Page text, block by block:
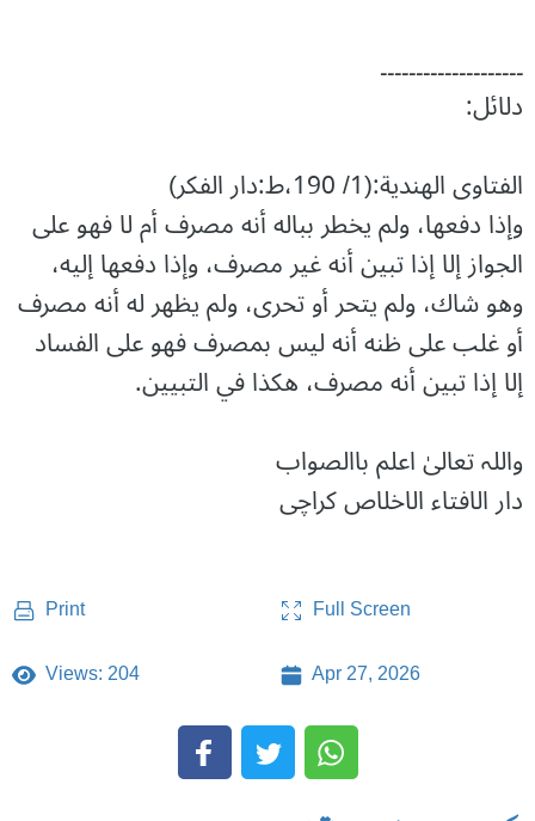
۔۔۔۔۔۔۔۔۔۔۔۔۔۔۔۔۔۔۔۔
دلائل:
الفتاوى الهندية:(1/ 190،ط:دار الفکر)
وإذا دفعها، ولم يخطر بباله أنه مصرف أم لا فهو على
الجواز إلا إذا تبين أنه غير مصرف، وإذا دفعها إليه،
وهو شاك، ولم يتحر أو تحرى، ولم يظهر له أنه مصرف
أو غلب على ظنه أنه ليس بمصرف فهو على الفساد
إلا إذا تبين أنه مصرف، هكذا في التبيين.
واللہ تعالیٰ اعلم باالصواب
دار الافتاء الاخلاص کراچی
Print Full Screen
Views: 204 Apr 27, 2026